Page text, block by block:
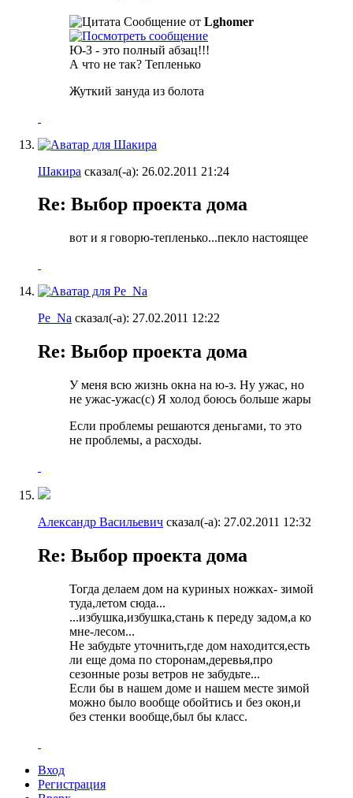
Сообщение от Lghomer
Ю-З - это полный абзац!!!
А что не так? Тепленько
Жуткий зануда из болота
Шакира сказал(-а): 26.02.2011 21:24
Re: Выбор проекта дома
вот и я говорю-тепленько...пекло настоящее
Pe_Na сказал(-а): 27.02.2011 12:22
Re: Выбор проекта дома
У меня всю жизнь окна на ю-з. Ну ужас, но
не ужас-ужас(с) Я холод боюсь больше жары
Если проблемы решаются деньгами, то это
не проблемы, а расходы.
Александр Васильевич сказал(-а): 27.02.2011 12:32
Re: Выбор проекта дома
Тогда делаем дом на куриных ножках- зимой
туда,летом сюда...
...избушка,избушка,стань к переду задом,а ко
мне-лесом...
Не забудьте уточнить,где дом находится,есть
ли еще дома по сторонам,деревья,про
сезонные розы ветров не забудьте...
Если бы в нашем доме и нашем месте зимой
можно было вообще обойтись и без окон,и
без стенки вообще,был бы класс.
Вход
Регистрация